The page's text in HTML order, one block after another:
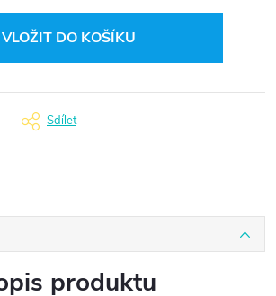
VLOŽIT DO KOŠÍKU
Sdílet
produktu